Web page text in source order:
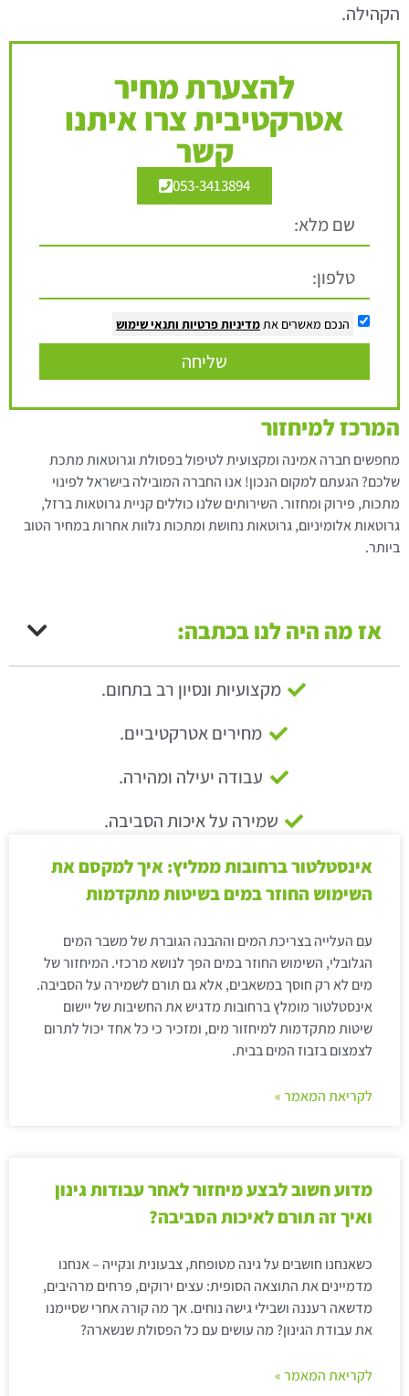
הקהילה.
להצערת מחיר
אטרקטיבית צרו איתנו
קשר
053-3413894
הנכם מאשרים אתמדיניות פרטיות ותנאי שימוש
שליחה
המרכז למיחזור
מחפשים חברה אמינה ומקצועית לטיפול בפסולת וגרוטאות מתכת
שלכם? הגעתם למקום הנכון! אנו החברה המובילה בישראל לפינוי
מתכות, פירוק ומחזור. השירותים שלנו כוללים קניית גרוטאות ברזל,
גרוטאות אלומיניום, גרוטאות נחושת ומתכות נלוות אחרות במחיר הטוב
ביותר.
אז מה היה לנו בכתבה:
מקצועיות ונסיון רב בתחום.
מחירים אטרקטיביים.
עבודה יעילה ומהירה.
שמירה על איכות הסביבה.
אינסטלטור ברחובות ממליץ: איך למקסם את
השימוש החוזר במים בשיטות מתקדמות
עם העלייה בצריכת המים וההבנה הגוברת של משבר המים
הגלובלי, השימוש החוזר במים הפך לנושא מרכזי. המיחזור של
מים לא רק חוסך במשאבים, אלא גם תורם לשמירה על הסביבה.
אינסטלטור מומלץ ברחובות מדגיש את החשיבות של יישום
שיטות מתקדמות למיחזור מים, ומזכיר כי כל אחד יכול לתרום
לצמצום בזבוז המים בבית.
לקריאת המאמר »
מדוע חשוב לבצע מיחזור לאחר עבודות גינון
ואיך זה תורם לאיכות הסביבה?
כשאנחנו חושבים על גינה מטופחת, צבעונית ונקייה – אנחנו
מדמיינים את התוצאה הסופית: עצים ירוקים, פרחים מרהיבים,
מדשאה רעננה ושבילי גישה נוחים. אך מה קורה אחרי שסיימנו
את עבודת הגינון? מה עושים עם כל הפסולת שנשארה?
לקריאת המאמר »